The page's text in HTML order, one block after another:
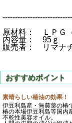
原材料： ＬＰＧ
内容量： 95ｇ
販売者： リマナ
素晴らしい椿油の効果！
伊豆利島産・無農薬の椿
椿の本場伊豆利島等国内
不乾性美容オイル。